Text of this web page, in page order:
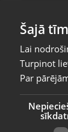
12 mēneši)
Šajā
Lai
Turpinot
Par